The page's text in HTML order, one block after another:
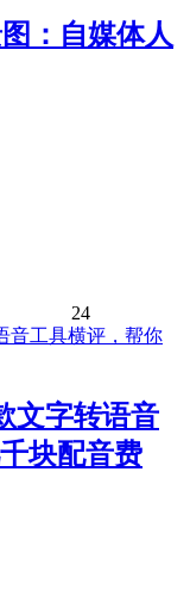
：自媒体人
24
文字转语音
块配音费